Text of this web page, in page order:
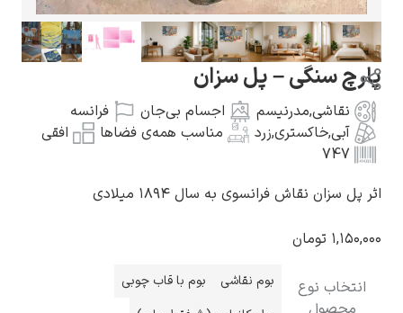
گوستاو کلیمت
پارچ سنگی – پل سزان
نقاشی,مدرنیسم اجسام بی‌جان
فرانسه
آبی,خاکستری,زرد مناسب همه‌ی فضاها
افقی
747
اثر پل سزان نقاش فرانسوی به سال ۱۸۹۴ میلادی
۱,۱۵۰,۰۰۰ تومان
انتخاب نوع
بوم نقاشی
بوم با قاب چوبی